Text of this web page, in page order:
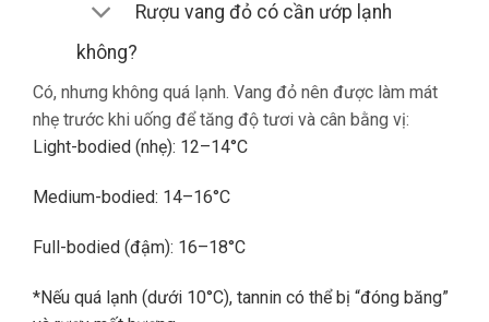
Rượu vang đỏ có cần ướp lạnh
không?
Có, nhưng không quá lạnh. Vang đỏ nên được làm mát
nhẹ trước khi uống để tăng độ tươi và cân bằng vị:
Light-bodied (nhẹ): 12–14°C
Medium-bodied: 14–16°C
Full-bodied (đậm): 16–18°C
*Nếu quá lạnh (dưới 10°C), tannin có thể bị “đóng băng”